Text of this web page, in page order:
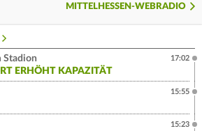
MITTELHESSEN-WEBRADIO
Stadion
ERHÖHT KAPAZITÄT
17:02
15:55
15:23